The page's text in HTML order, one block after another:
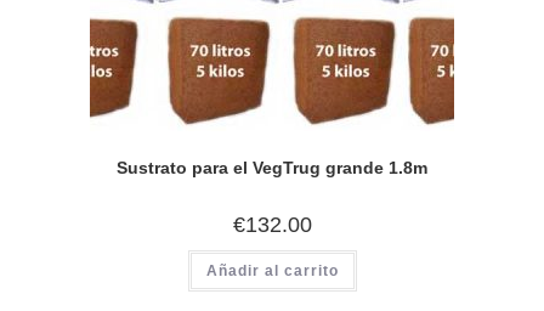
Sustrato para el VegTrug grande 1.8m
€132.00
Añadir al carrito